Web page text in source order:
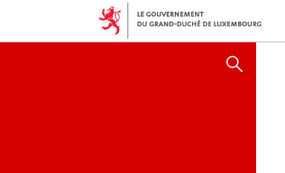
AFFICHER / MASQUER